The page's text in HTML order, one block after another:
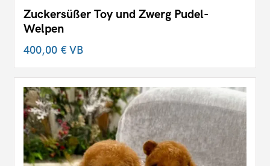
Zuckersüßer Toy und Zwerg Pudel-
Welpen
400,00 €VB